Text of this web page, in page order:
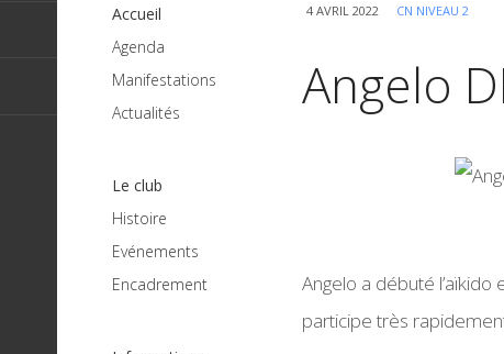
4 AVRIL 2022 CN NIVEAU 2
Angelo
Angelo a débuté
participe très
Accueil
Agenda
Manifestations
Actualités
Le club
Histoire
Evénements
Encadrement